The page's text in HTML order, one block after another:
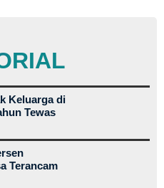
Keluarga di
Tewas
Terancam